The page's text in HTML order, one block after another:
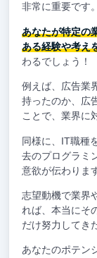
非常に重要です。
あなたが特定の
ある経験や考え
わるでしょう！
例えば、広告業
持ったのか、広
ことで、業界に
同様に、IT職種
去のプログラミ
意欲が伝わりま
志望動機で業界
れば、本当にそ
だけ努力してき
あなたのポテン